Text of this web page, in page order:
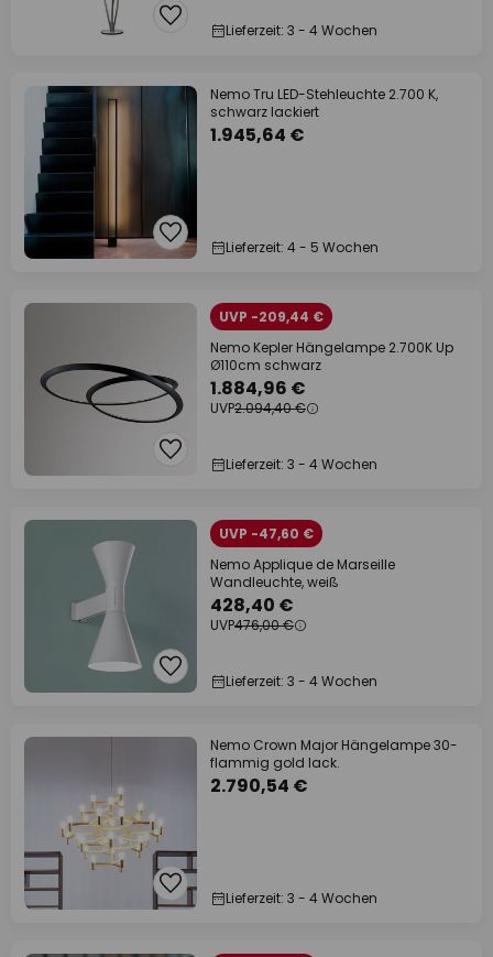
Lieferzeit: 3 - 4 Wochen
Nemo Tru LED-Stehleuchte 2.700 K,
schwarz lackiert
1.945,64 €
Lieferzeit: 4 - 5 Wochen
UVP -209,44 €
Nemo Kepler Hängelampe 2.700K Up
Ø110cm schwarz
1.884,96 €
UVP2.094,40 €
Lieferzeit: 3 - 4 Wochen
UVP -47,60 €
Nemo Applique de Marseille
Wandleuchte, weiß
428,40 €
UVP476,00 €
Lieferzeit: 3 - 4 Wochen
Nemo Crown Major Hängelampe 30-
flammig gold lack.
2.790,54 €
Lieferzeit: 3 - 4 Wochen